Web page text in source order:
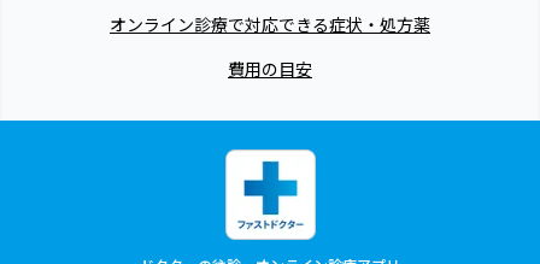
オンライン診療で対応できる症状・処方薬
費用の目安